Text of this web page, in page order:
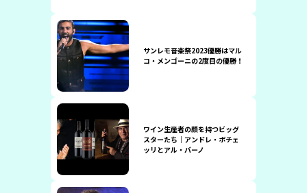
サンレモ音楽祭2023優勝はマル
コ・メンゴーニの2度目の優勝！
ワイン生産者の顔を持つビッグ
スターたち｜アンドレ・ボチェ
ッリとアル・バーノ